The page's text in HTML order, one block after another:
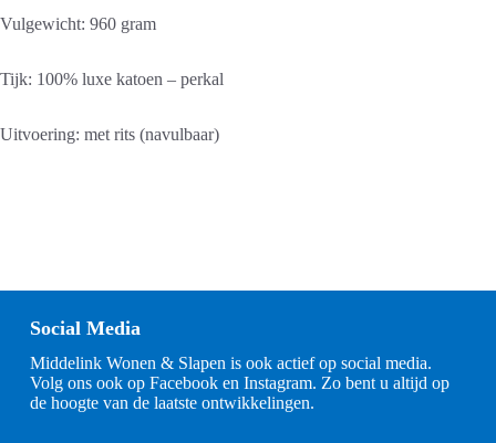
Vulgewicht: 960 gram
Tijk: 100% luxe katoen – perkal
Uitvoering: met rits (navulbaar)
Social Media
Middelink Wonen & Slapen is ook actief op social media.
Volg ons ook op Facebook en Instagram. Zo bent u altijd op
de hoogte van de laatste ontwikkelingen.